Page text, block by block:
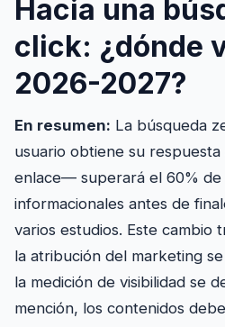
Hacia una
click: ¿dónde
2026-2027?
En resumen: La búsqueda
usuario obtiene su
enlace— superará el 60% de
informacionales antes de
varios estudios. Este cambio
la atribución del marketing
la medición de visibilidad se
mención, los contenidos